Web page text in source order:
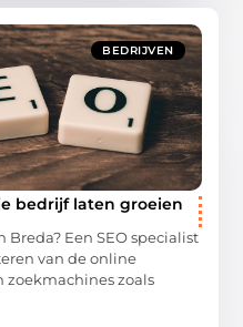
BEDRIJVEN
bedrijf laten groeien
Breda? Een SEO specialist
van de online
zoals